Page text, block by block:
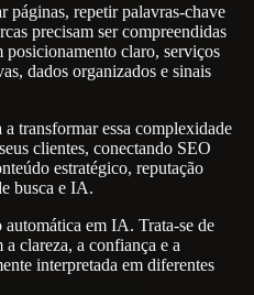
páginas, repetir palavras-chave
precisam ser compreendidas
posicionamento claro, serviços
dados organizados e sinais
transformar essa complexidade
clientes, conectando SEO
estratégico, reputação
busca e IA.
automática em IA. Trata-se de
clareza, a confiança e a
interpretada em diferentes